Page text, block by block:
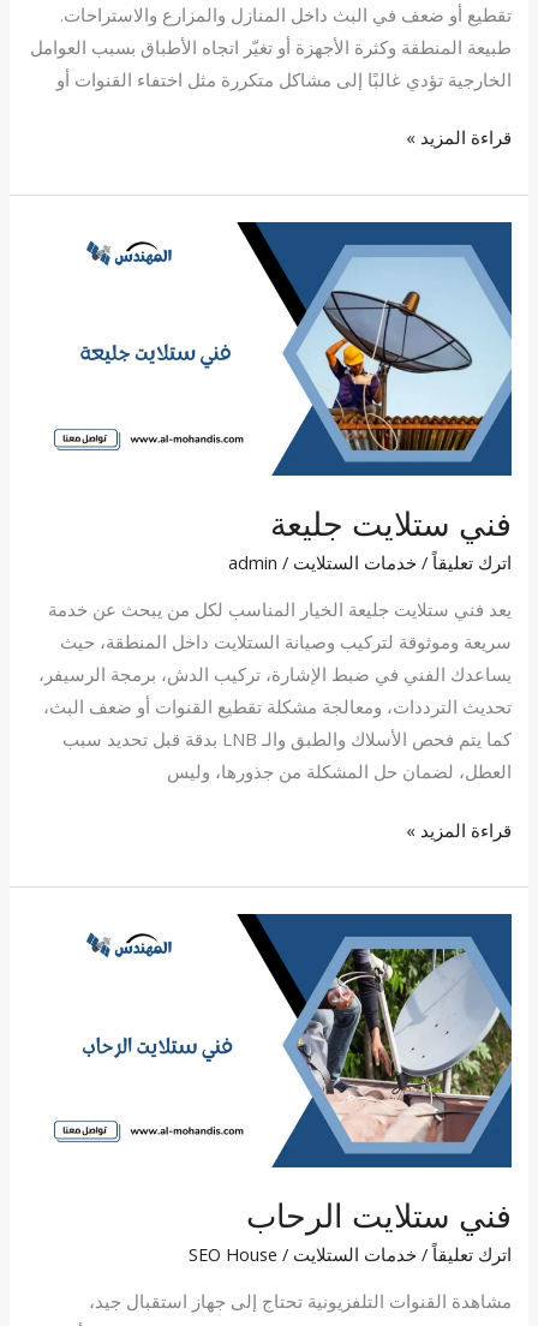
تقطيع أو ضعف في البث داخل المنازل والمزارع والاستراحات.
طبيعة المنطقة وكثرة الأجهزة أو تغيّر اتجاه الأطباق بسبب العوامل
الخارجية تؤدي غالبًا إلى مشاكل متكررة مثل اختفاء القنوات أو
قراءة المزيد »
فني ستلايت جليعة
اترك تعليقاً /خدمات الستلايت /
admin
يعد فني ستلايت جليعة الخيار المناسب لكل من يبحث عن خدمة
سريعة وموثوقة لتركيب وصيانة الستلايت داخل المنطقة، حيث
يساعدك الفني في ضبط الإشارة، تركيب الدش، برمجة الرسيفر،
تحديث الترددات، ومعالجة مشكلة تقطيع القنوات أو ضعف البث،
كما يتم فحص الأسلاك والطبق والـ LNB بدقة قبل تحديد سبب
العطل، لضمان حل المشكلة من جذورها، وليس
ستلايت
جليعة
قراءة المزيد »
فني ستلايت الرحاب
اترك تعليقاً /خدمات الستلايت /
SEO House
مشاهدة القنوات التلفزيونية تحتاج إلى جهاز استقبال جيد،
ستلايت
الرحاب